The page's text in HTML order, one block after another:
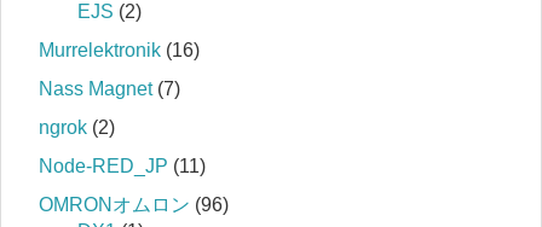
EJS (2)
Murrelektronik (16)
Nass Magnet(7)
ngrok (2)
Node-RED_JP (11)
OMRONオムロン (96)